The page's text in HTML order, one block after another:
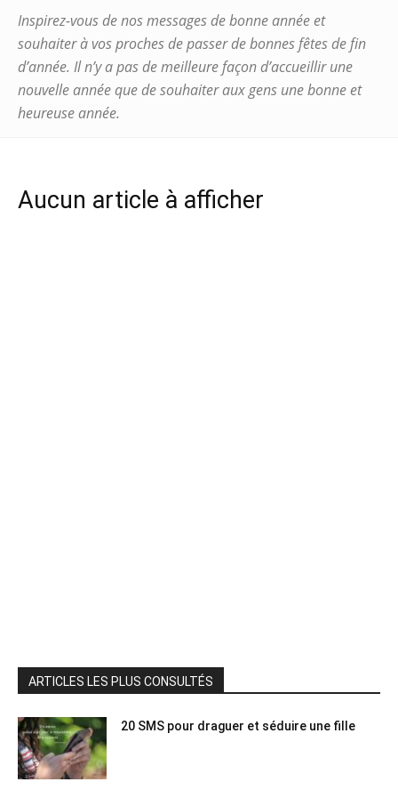
Inspirez-vous de nos messages de bonne année et
souhaiter à vos proches de passer de bonnes fêtes de fin
d’année. Il n’y a pas de meilleure façon d’accueillir une
nouvelle année que de souhaiter aux gens une bonne et
heureuse année.
Aucun article à afficher
ARTICLES LES PLUS CONSULTÉS
20 SMS pour draguer et séduire une fille